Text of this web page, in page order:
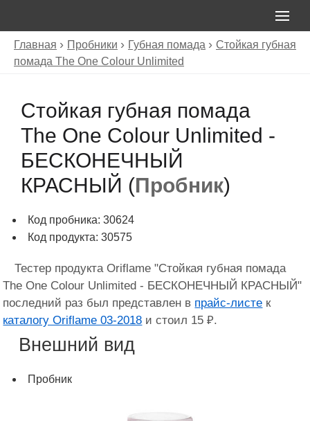
Главная Пробники Губная помада
Стойкая губная
помада The One Colour Unlimited
Стойкая губная помада
The One Colour Unlimited -
БЕСКОНЕЧНЫЙ
КРАСНЫЙ (Пробник)
Код пробника: 30624
Код продукта: 30575
Тестер продукта Oriflame "Стойкая губная помада
The One Colour Unlimited - БЕСКОНЕЧНЫЙ КРАСНЫЙ"
последний раз был представлен в прайс-листе к
каталогу Oriflame 03-2018 и стоил 15 ₽.
Внешний вид
Пробник